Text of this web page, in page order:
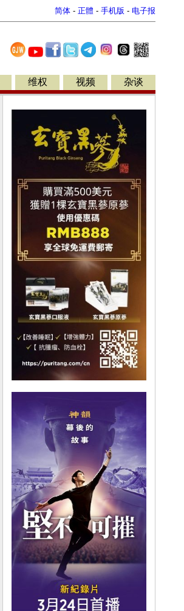
简体 - 正體 - 手机版 - 电子报
维权 视频 杂谈